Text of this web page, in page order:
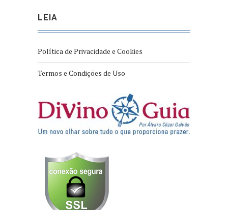
LEIA
Política de Privacidade e Cookies
Termos e Condições de Uso